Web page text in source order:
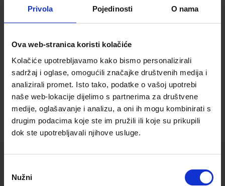
Privola Pojedinosti O nama
Ova web-stranica koristi kolačiće
Kolačiće upotrebljavamo kako bismo personalizirali
sadržaj i oglase, omogućili značajke društvenih medija i
analizirali promet. Isto tako, podatke o vašoj upotrebi
naše web-lokacije dijelimo s partnerima za društvene
medije, oglašavanje i analizu, a oni ih mogu kombinirati s
drugim podacima koje ste im pružili ili koje su prikupili
dok ste upotrebljavali njihove usluge.
pristanka
Nužni
Find clinic by region
Croatia
Zagreb